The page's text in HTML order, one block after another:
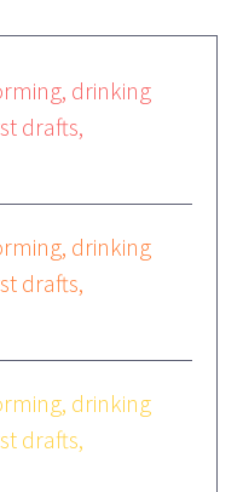
drinking
drafts,
drinking
drafts,
drinking
drafts,